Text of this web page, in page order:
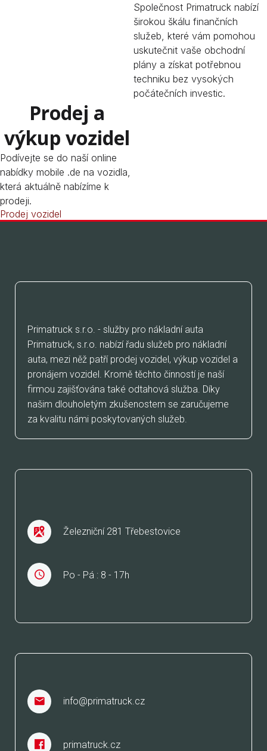
Společnost Primatruck nabízí
širokou škálu finančních
služeb, které vám pomohou
uskutečnit vaše obchodní
plány a získat potřebnou
techniku bez vysokých
počátečních investic.
Prodej a
výkup vozidel
Podívejte se do naší online
nabídky mobile .de na vozidla,
která aktuálně nabízíme k
prodeji.
Prodej vozidel
Primatruck s.r.o. - služby pro nákladní auta
Primatruck, s.r.o. nabízí řadu služeb pro nákladní
auta, mezi něž patří prodej vozidel, výkup vozidel a
pronájem vozidel. Kromě těchto činností je naší
firmou zajišťována také odtahová služba. Díky
našim dlouholetým zkušenostem se zaručujeme
za kvalitu námi poskytovaných služeb.
Železniční 281 Třebestovice
Po - Pá : 8 - 17h
info@primatruck.cz
primatruck.cz